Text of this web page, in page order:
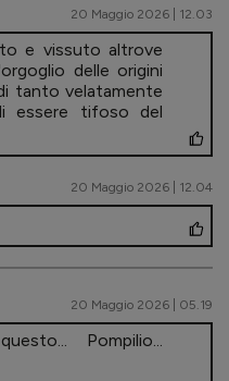
20 Maggio 2026 | 12.03
e vissuto altrove
delle origini
tanto velatamente
essere tifoso del
20 Maggio 2026 | 12.04
20 Maggio 2026 | 05.19
Pompilio...